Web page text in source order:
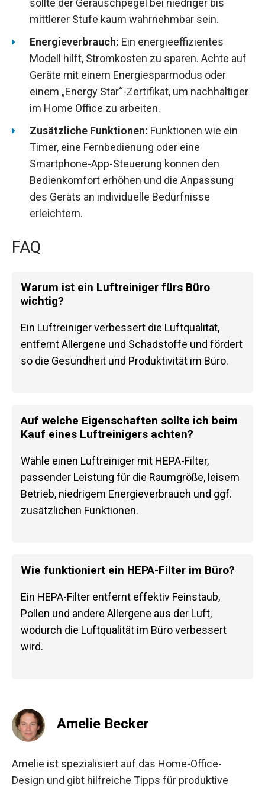
sollte der Geräuschpegel bei niedriger bis
mittlerer Stufe kaum wahrnehmbar sein.
Energieverbrauch: Ein energieeffizientes
Modell hilft, Stromkosten zu sparen. Achte auf
Geräte mit einem Energiesparmodus oder
einem „Energy Star“-Zertifikat, um nachhaltiger
im Home Office zu arbeiten.
Zusätzliche Funktionen: Funktionen wie ein
Timer, eine Fernbedienung oder eine
Smartphone-App-Steuerung können den
Bedienkomfort erhöhen und die Anpassung
des Geräts an individuelle Bedürfnisse
erleichtern.
FAQ
Warum ist ein Luftreiniger fürs Büro
wichtig?
Ein Luftreiniger verbessert die Luftqualität,
entfernt Allergene und Schadstoffe und fördert
so die Gesundheit und Produktivität im Büro.
Auf welche Eigenschaften sollte ich beim
Kauf eines Luftreinigers achten?
Wähle einen Luftreiniger mit HEPA-Filter,
passender Leistung für die Raumgröße, leisem
Betrieb, niedrigem Energieverbrauch und ggf.
zusätzlichen Funktionen.
Wie funktioniert ein HEPA-Filter im Büro?
Ein HEPA-Filter entfernt effektiv Feinstaub,
Pollen und andere Allergene aus der Luft,
wodurch die Luftqualität im Büro verbessert
wird.
Amelie Becker
Amelie ist spezialisiert auf das Home-Office-
Design und gibt hilfreiche Tipps für produktive